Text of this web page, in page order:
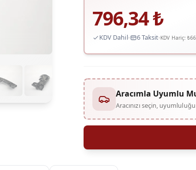
796,34₺
KDV Dahil 6 Taksit KDV Hariç:
Aracımla Uyumlu
Aracınızı seçin,